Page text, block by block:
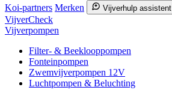
Koi-partners Merken Vijverhulp assistent
VijverCheck
Vijverpompen
Filter- & Beeklooppompen
Fonteinpompen
Zwemvijverpompen 12V
Luchtpompen & Beluchting